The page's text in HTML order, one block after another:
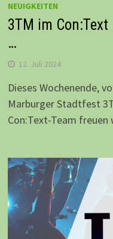
NEUIGKEITEN
3TM im
…
12. Juli 2024
Dieses Wochenende,
Marburger Stadtfest
Con:Text-Team